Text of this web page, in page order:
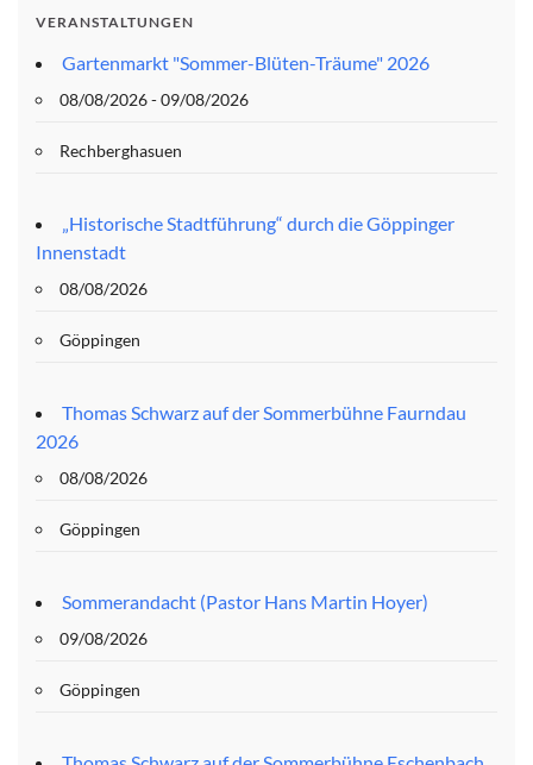
VERANSTALTUNGEN
Gartenmarkt "Sommer-Blüten-Träume" 2026
08/08/2026 - 09/08/2026
Rechberghasuen
„Historische Stadtführung“ durch die Göppinger
Innenstadt
08/08/2026
Göppingen
Thomas Schwarz auf der Sommerbühne Faurndau
2026
08/08/2026
Göppingen
Sommerandacht (Pastor Hans Martin Hoyer)
09/08/2026
Göppingen